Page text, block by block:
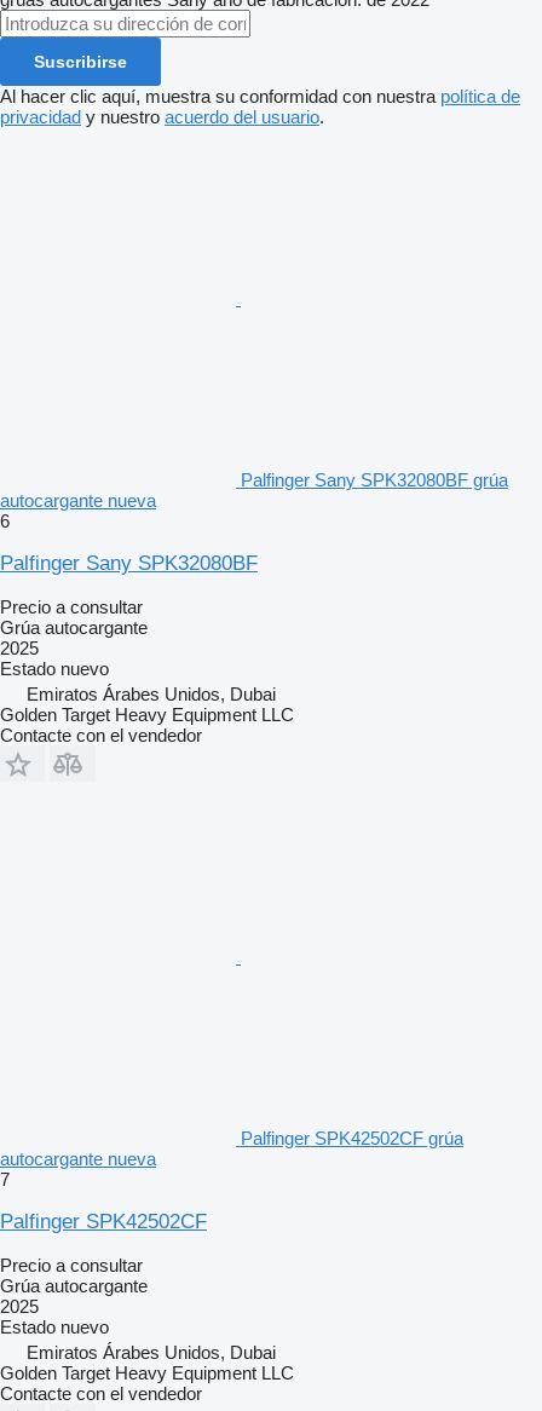
Suscribirse
Al hacer clic aquí, muestra su conformidad con nuestra política de
privacidad y nuestro acuerdo del usuario.
Palfinger Sany SPK32080BF grúa
autocargante nueva
6
Palfinger Sany SPK32080BF
Precio a consultar
Grúa autocargante
2025
Estado nuevo
Emiratos Árabes Unidos, Dubai
Golden Target Heavy Equipment LLC
Contacte con el vendedor
Palfinger SPK42502CF grúa
autocargante nueva
7
Palfinger SPK42502CF
Precio a consultar
Grúa autocargante
2025
Estado nuevo
Emiratos Árabes Unidos, Dubai
Golden Target Heavy Equipment LLC
Contacte con el vendedor